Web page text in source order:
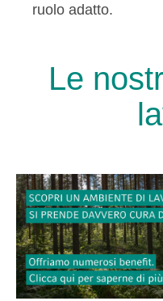
ruolo adatto.
Le